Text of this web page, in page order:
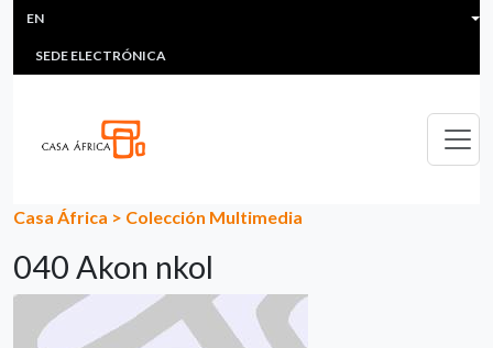
Skip to main content
HEADER MENU
MULTIMEDIA
SEDE ELECTRÓNICA
EN
Casa África > Colección Multimedia
040 Akon nkol